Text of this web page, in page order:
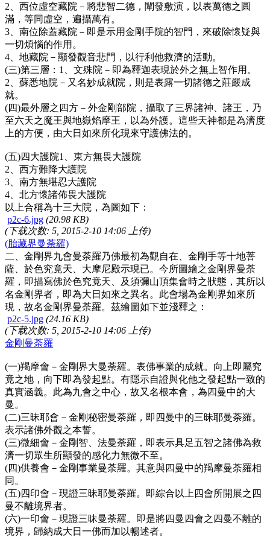
2 、西位虛空藏院－將悲智二德，闡發敷演，以表萬德之圓
滿，等同虛空，遍攝萬有。
3 、南位除蓋藏院－即是示用金剛手院的智門，來破除懷疑與
一切煩惱的作用。
4 、地藏院－顯發觀音悲門，以行利他救濟的活動。
(三)第三層： 1
、文殊院－即為釋迦表現於外之無上智作用。
2 、蘇悉地院－又名妙成就院，則是表露一切諸德之莊嚴成
就。
(四)最外層之四方－外金剛部院，攝取了三界諸神、諸王，乃
至六天之魔王與地嶽焰摩王，以為外護。這些天神都是為濟度
上的方便，由大日如來所化現來守護佛法的。
(五)四大護院1
、東方無畏大護院
2 、西方難降大護院
3 、南方無堪忍大護院
4 、北方懷諸佈畏大護院
以上合稱為十三大院，為圖如下：
p2c-6.jpg (20.98 KB)
(下载次数: 5, 2015-2-10 14:06 上传)
(胎藏界曼荼羅)
二、金剛界九會曼荼羅乃佛最初為觀自在、金剛手等十地菩
薩、於色究竟天、大摩尼殿示現已。今所圖繪之金剛界曼荼
羅，即描寫佛於色究竟天、及須彌山頂集會時之狀態，其所以
名金剛界者，即為大日如來之異名。此會場為金剛界如來所
現，故名金剛界曼荼羅。茲繪圖如下並淺釋之：
p2c-5.jpg (24.16 KB)
(下载次数: 5, 2015-2-10 14:06 上传)
金剛曼荼羅
(一)羯摩會－金剛界大曼荼羅。表佛事業的成就。向上即屬究
竟之地，向下即為發起點。有隱示自證與化他之發起點一致的
真實涵義。此為九會之中心，故又名根本會，為四曼中的大
曼 。
(二)三昧耶會－金剛秘密曼荼羅，即四曼中的三昧耶曼荼羅。
表示諸佛外觀之本誓。
(三)微細會－金剛智、法曼荼羅，即表示具足五智之諸佛為救
濟一切眾生所顯發的感化力無微不至。
(四)供養會－金剛事業曼荼羅。其意與四曼中的羯摩曼荼羅相
同。
(五)四印會－現證三昧耶曼荼羅。即綜合以上四會所開展之四
曼不離境界者。
(六)一印會－現證三昧曼荼羅。即是將四曼四會之四曼不離的
境界，歸納成大日一佛而加以暢述者。